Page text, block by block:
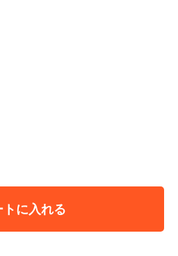
トに入れる